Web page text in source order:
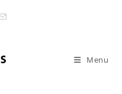
Menu